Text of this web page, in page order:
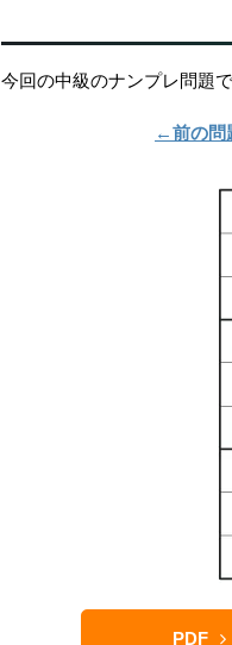
今回の中級のナンプレ問題
←前の問
PDF